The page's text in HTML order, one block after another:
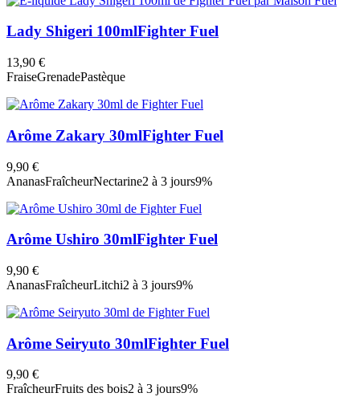
Lady Shigeri 100mlFighter Fuel
13,90 €
FraiseGrenadePastèque
Arôme Zakary 30mlFighter Fuel
9,90 €
AnanasFraîcheurNectarine2 à 3 jours9%
Arôme Ushiro 30mlFighter Fuel
9,90 €
AnanasFraîcheurLitchi2 à 3 jours9%
Arôme Seiryuto 30mlFighter Fuel
9,90 €
FraîcheurFruits des bois2 à 3 jours9%